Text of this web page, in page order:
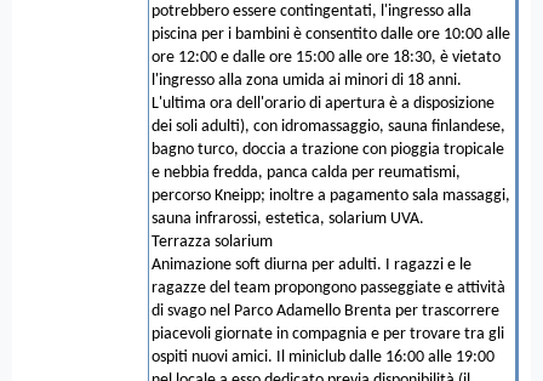
potrebbero essere contingentati, l'ingresso alla
piscina per i bambini è consentito dalle ore 10:00 alle
ore 12:00 e dalle ore 15:00 alle ore 18:30, è vietato
l'ingresso alla zona umida ai minori di 18 anni.
L'ultima ora dell'orario di apertura è a disposizione
dei soli adulti), con idromassaggio, sauna finlandese,
bagno turco, doccia a trazione con pioggia tropicale
e nebbia fredda, panca calda per reumatismi,
percorso Kneipp; inoltre a pagamento sala massaggi,
sauna infrarossi, estetica, solarium UVA.
Terrazza solarium
Animazione soft diurna per adulti. I ragazzi e le
ragazze del team propongono passeggiate e attività
di svago nel Parco Adamello Brenta per trascorrere
piacevoli giornate in compagnia e per trovare tra gli
ospiti nuovi amici. Il miniclub dalle 16:00 alle 19:00